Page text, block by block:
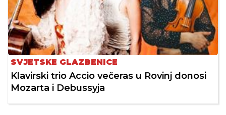
SVJETSKE GLAZBENICE
Klavirski trio Accio večeras u Rovinj donosi
Mozarta i Debussyja